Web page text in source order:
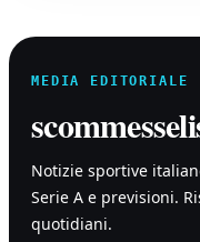
MEDIA EDITORIALE
Notizie sportive
Serie A e previsioni.
quotidiani.